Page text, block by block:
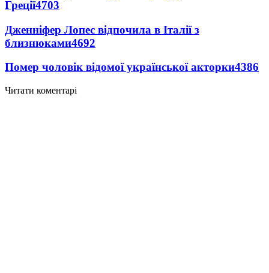
Греції4703
Дженніфер Лопес відпочила в Італії з
близнюками4692
Помер чоловік відомої української акторки4386
Читати коментарі